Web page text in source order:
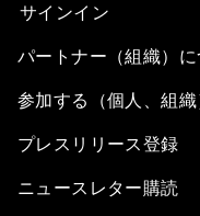
サインイン
パートナー（組織）に
参加する（個人、組織
プレスリリース登録
ニュースレター購読